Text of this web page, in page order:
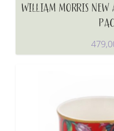
WILLIAM MORRIS